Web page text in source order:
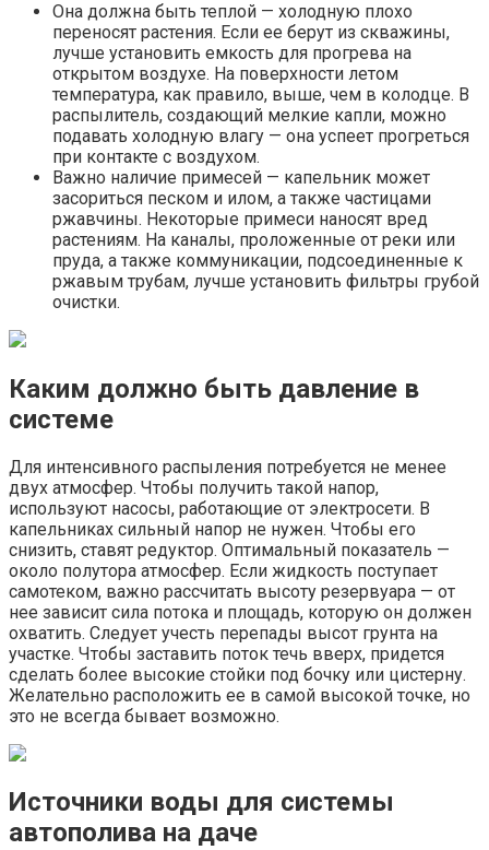
Она должна быть теплой — холодную плохо
переносят растения. Если ее берут из скважины,
лучше установить емкость для прогрева на
открытом воздухе. На поверхности летом
температура, как правило, выше, чем в колодце. В
распылитель, создающий мелкие капли, можно
подавать холодную влагу — она успеет прогреться
при контакте с воздухом.
Важно наличие примесей — капельник может
засориться песком и илом, а также частицами
ржавчины. Некоторые примеси наносят вред
растениям. На каналы, проложенные от реки или
пруда, а также коммуникации, подсоединенные к
ржавым трубам, лучше установить фильтры грубой
очистки.
Каким должно быть давление в
системе
Для интенсивного распыления потребуется не менее
двух атмосфер. Чтобы получить такой напор,
используют насосы, работающие от электросети. В
капельниках сильный напор не нужен. Чтобы его
снизить, ставят редуктор. Оптимальный показатель —
около полутора атмосфер. Если жидкость поступает
самотеком, важно рассчитать высоту резервуара — от
нее зависит сила потока и площадь, которую он должен
охватить. Следует учесть перепады высот грунта на
участке. Чтобы заставить поток течь вверх, придется
сделать более высокие стойки под бочку или цистерну.
Желательно расположить ее в самой высокой точке, но
это не всегда бывает возможно.
Источники воды для системы
автополива на даче